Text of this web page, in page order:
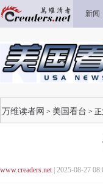
新闻
万维读者网 > 美国看台 > 正
www.creaders.net| 2025-08-27